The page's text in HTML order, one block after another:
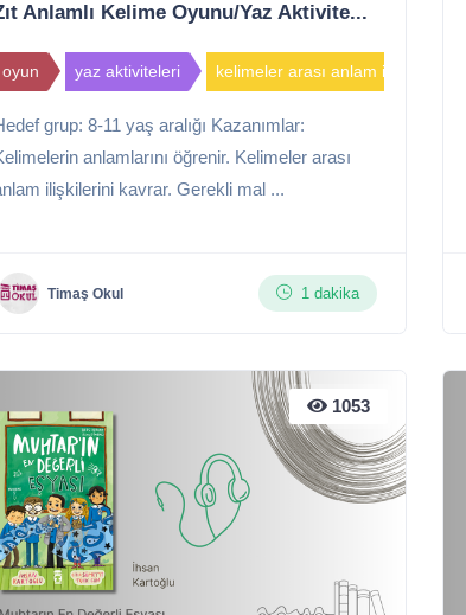
Anlamlı Kelime Oyunu/Yaz Aktivite...
oyun yaz aktiviteleri kelimeler arası anlam ilişkisi
grup: 8-11 yaş aralığı Kazanımlar:
anlamlarını öğrenir. Kelimeler arası
ilişkilerini kavrar. Gerekli mal ...
Timaş Okul 1 dakika
1053